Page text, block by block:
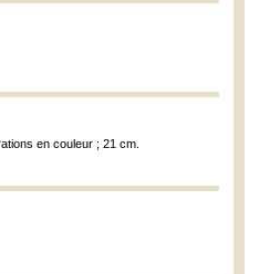
en couleur ; 21 cm.